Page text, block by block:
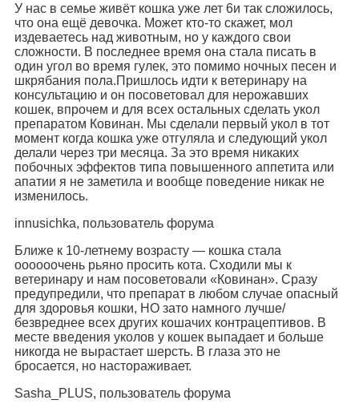
У нас в семье живёт кошка уже лет 6и так сложилось,
что она ещё девочка. Может кто-то скажет, мол
издеваетесь над животным, но у каждого свои
сложности. В последнее время она стала писать в
один угол во время гулек, это помимо ночных песен и
шкрябания пола.Пришлось идти к ветеринару на
консультацию и он посоветовал для нерожавших
кошек, впрочем и для всех остальных сделать укол
препаратом Ковинан. Мы сделали первый укол в тот
момент когда кошка уже отгуляла и следующий укол
делали через три месяца. За это время никаких
побочных эффектов типа повышенного аппетита или
апатии я не заметила и вообще поведение никак не
изменилось.
innusichka, пользователь форума
Ближе к 10-летнему возрасту — кошка стала
оооооочень рьяно просить кота. Сходили мы к
ветеринару и нам посоветовали «Ковинан». Сразу
предупредили, что препарат в любом случае опасный
для здоровья кошки, НО зато намного лучше/
безвреднее всех других кошачих контрацептивов. В
месте введения уколов у кошек выпадает и больше
никогда не вырастает шерсть. В глаза это не
бросается, но настораживает.
Sasha_PLUS, пользователь форума